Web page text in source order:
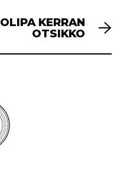
OLIPA KERRAN
OTSIKKO